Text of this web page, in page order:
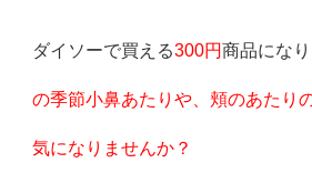
ダイソーで買える300円商品になり
の季節小鼻あたりや、頬のあたり
気になりませんか？